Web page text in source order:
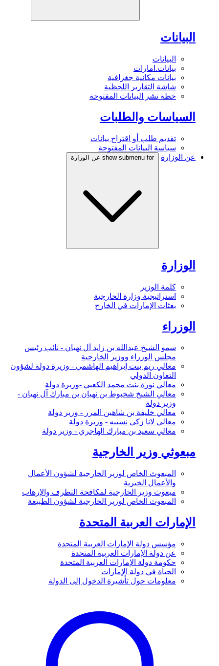
البيانات
البيانات
بيانات.امارات
بيانات مكانية جغرافية
شاشة التقارير اللحظية
خطة نشر البيانات المفتوحة
السياسات والطلبات
تقديم طلب أو اقتراح بيانات
سياسة البيانات المفتوحة
عن الوزارة
show submenu for عن الوزارة
الوزارة
كلمة الوزير
استراتيجية وزارة الخارجية
بعثات الإمارات في الخارج
الوزراء
سمو الشيخ عبدالله بن زايد آل نهيان - نائب رئيس
مجلس الوزراء ووزير الخارجية
معالي ريم بنت إبراهيم الهاشمي - وزيرة دولة لشؤون
التعاون الدولي
معالي نورة بنت محمد الكعبي -وزيرة دولة
معالي الشيخ شخبوط بن نهيان بن مبارك آل نهيان -
وزير دولة
معالي خليفة بن شاهين المرر - وزير دولة
معالي لانا زكي نسيبه - وزيرة دولة
معالي سعيد بن مبارك الهاجري - وزير دولة
مبعوثي وزير الخارجية
المبعوث الخاص لوزير الخارجية لشؤون الأعمال
والأعمال الخيرية
مبعوث وزير الخارجية لمكافحة التطرف والإرهاب
المبعوث الخاص لوزير الخارجية لشؤون الطبيعة
الإمارات العربية المتحدة
مؤسس دولة الإمارات العربية المتحدة
عن دولة الإمارات العربية المتحدة
حكومة دولة الإمارات العربية المتحدة
الحياة في دولة الإمارات
معلومات حول تأشيرة الدخول إلى الدولة